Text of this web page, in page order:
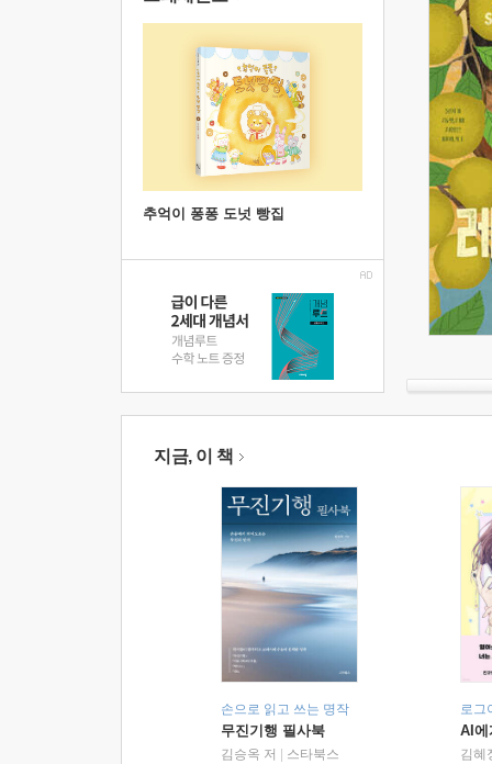
추억이 퐁퐁 도넛 빵집
지금, 이 책
손으로 읽고 쓰는 명작
무진기행 필사북
김승옥 저
스타북스
로그
AI에
김혜